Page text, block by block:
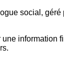
social,
une